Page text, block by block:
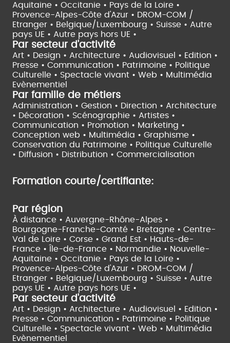
Aquitaine • Occitanie • Pays de la Loire •
Provence-Alpes-Côte d'Azur • DROM-COM /
Etranger • Belgique/Luxembourg • Suisse • Autre
pays UE • Autre pays hors UE •
Par secteur d'activité
Art • Design • Architecture • Audiovisuel • Edition •
Presse • Communication • Patrimoine • Politique
Culturelle • Spectacle vivant • Web • Multimédia
Evènementiel
Par famille de métiers
Administration • Gestion • Direction • Architecture
• Décoration • Scénographie • Artistes •
Communication • Promotion • Marketing •
Conception web • Multimédia • Graphisme •
Conservation du Patrimoine • Politique Culturelle
• Diffusion • Distribution • Commercialisation
Formation courte/certifiante:
Par région
À distance • Auvergne-Rhône-Alpes •
Bourgogne-Franche-Comté • Bretagne • Centre-
Val de Loire • Corse • Grand Est • Hauts-de-
France •
Île-de-France • Normandie • Nouvelle-
Aquitaine • Occitanie • Pays de la Loire •
Provence-Alpes-Côte d'Azur • DROM-COM /
Etranger • Belgique/Luxembourg • Suisse • Autre
pays UE • Autre pays hors UE •
Par secteur d'activité
Art • Design • Architecture • Audiovisuel • Edition •
Presse • Communication • Patrimoine • Politique
Culturelle • Spectacle vivant • Web • Multimédia
Evènementiel